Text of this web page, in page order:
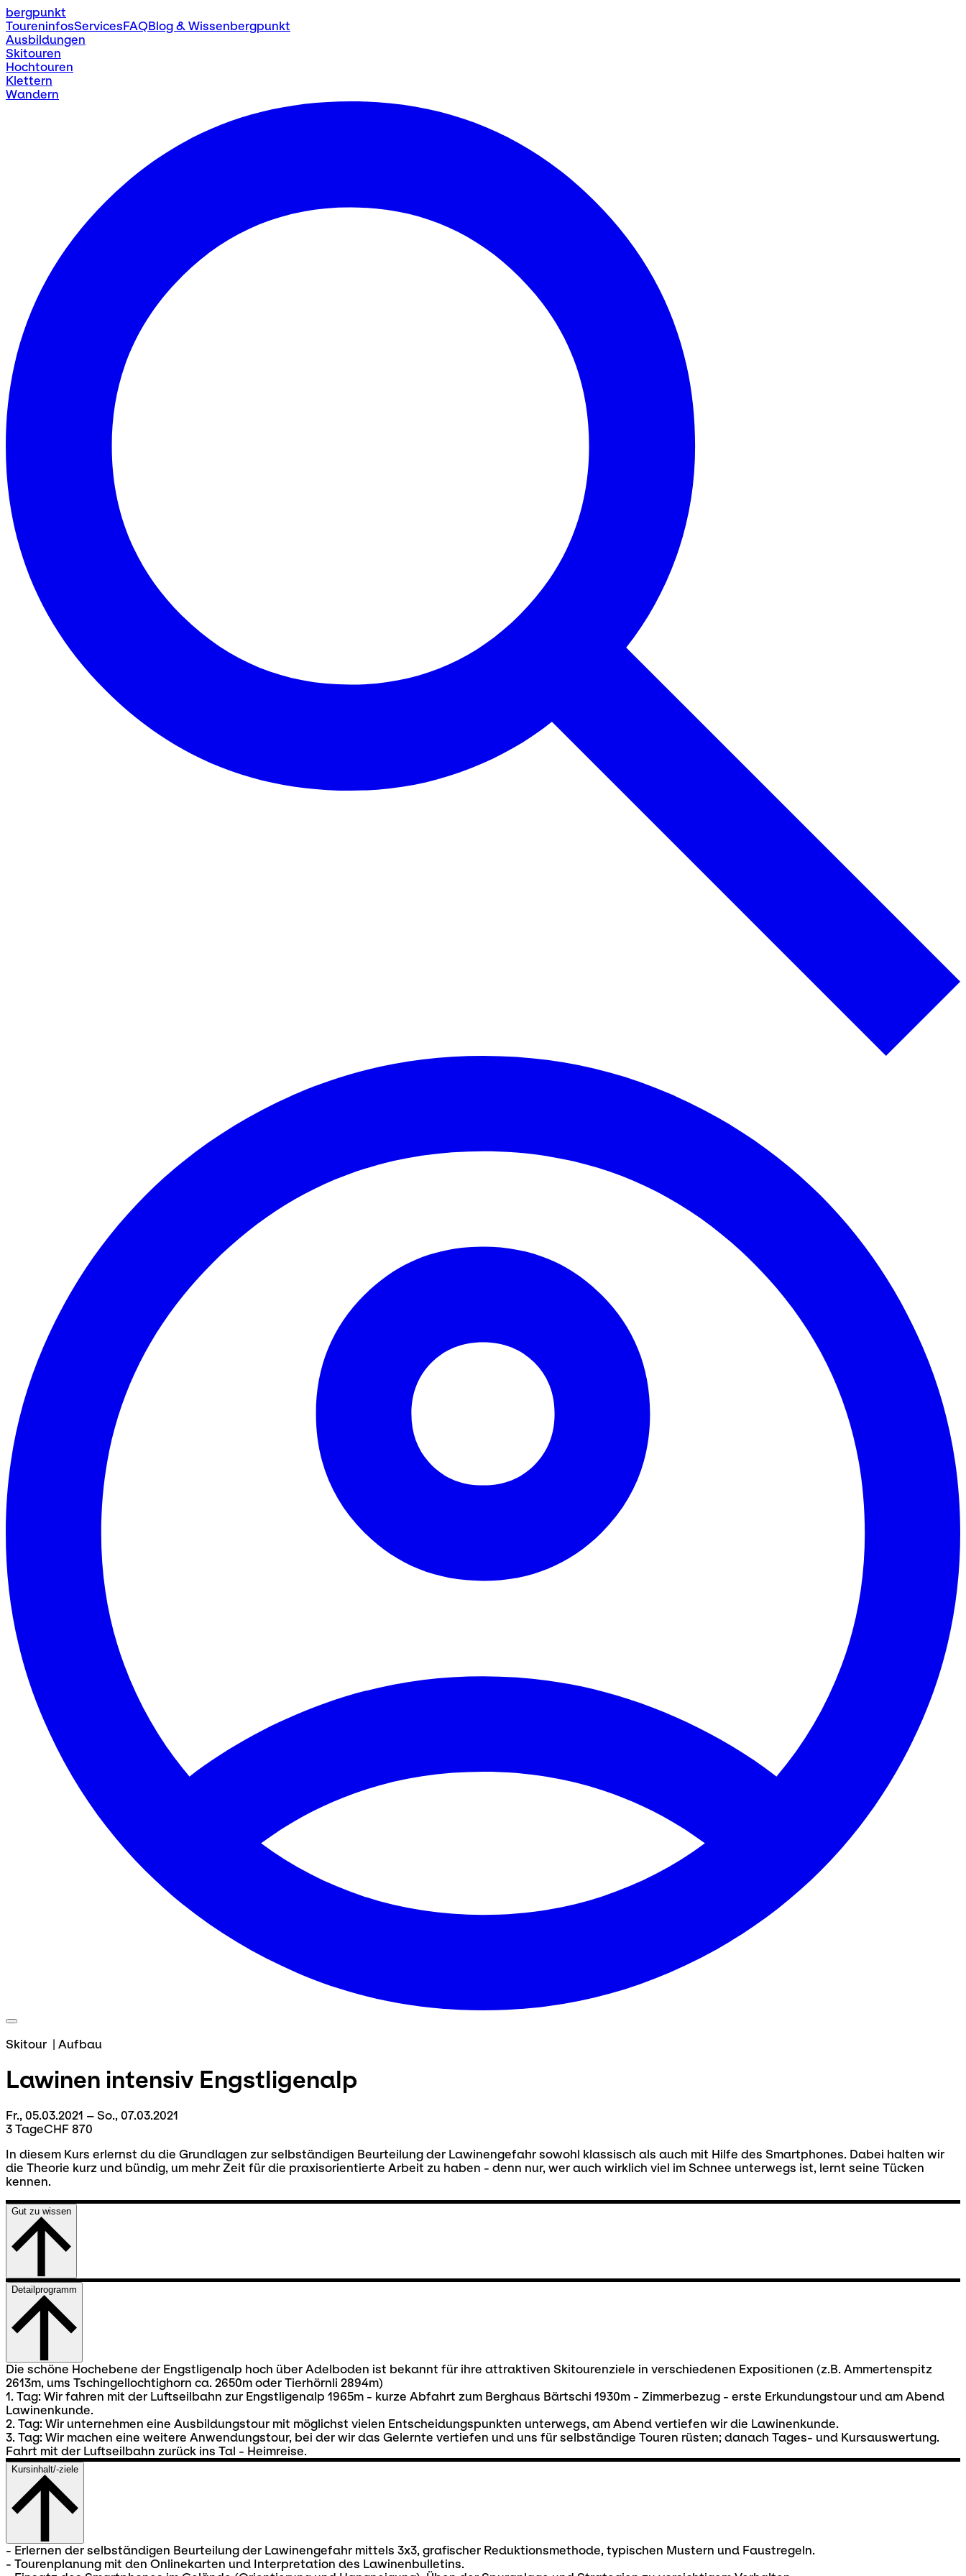
bergpunkt
ToureninfosServicesFAQBlog & Wissenbergpunkt
Ausbildungen
Skitouren
Hochtouren
Klettern
Wandern
Skitour | Aufbau
Lawinen intensiv Engstligenalp
Fr., 05.03.2021 – So., 07.03.2021
3 TageCHF 870
In diesem Kurs erlernst du die Grundlagen zur selbständigen Beurteilung der Lawinengefahr sowohl klassisch als auch mit Hilfe des Smartphones. Dabei halten wir
die Theorie kurz und bündig, um mehr Zeit für die praxisorientierte Arbeit zu haben - denn nur, wer auch wirklich viel im Schnee unterwegs ist, lernt seine Tücken
kennen.
Gut zu wissen
Detailprogramm
Die schöne Hochebene der Engstligenalp hoch über Adelboden ist bekannt für ihre attraktiven Skitourenziele in verschiedenen Expositionen (z.B. Ammertenspitz
2613m, ums Tschingellochtighorn ca. 2650m oder Tierhörnli 2894m)
1. Tag: Wir fahren mit der Luftseilbahn zur Engstligenalp 1965m - kurze Abfahrt zum Berghaus Bärtschi 1930m - Zimmerbezug - erste Erkundungstour und am Abend
Lawinenkunde.
2. Tag: Wir unternehmen eine Ausbildungstour mit möglichst vielen Entscheidungspunkten unterwegs, am Abend vertiefen wir die Lawinenkunde.
3. Tag: Wir machen eine weitere Anwendungstour, bei der wir das Gelernte vertiefen und uns für selbständige Touren rüsten; danach Tages- und Kursauswertung.
Fahrt mit der Luftseilbahn zurück ins Tal - Heimreise.
Kursinhalt/-ziele
- Erlernen der selbständigen Beurteilung der Lawinengefahr mittels 3x3, grafischer Reduktionsmethode, typischen Mustern und Faustregeln.
- Tourenplanung mit den Onlinekarten und Interpretation des Lawinenbulletins.